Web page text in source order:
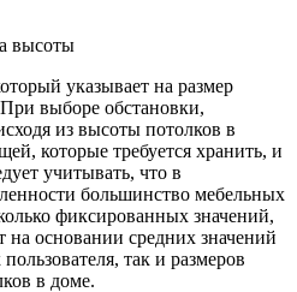
указывает на размер
выборе обстановки,
из высоты потолков в
которые требуется хранить, и
учитывать, что в
большинство мебельных
фиксированных значений,
на основании средних значений
так и размеров
в доме.